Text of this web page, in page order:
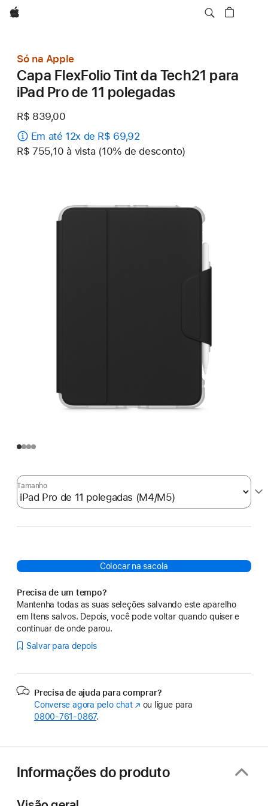
Apple
Só na Apple
Capa FlexFolio Tint da Tech21 para
iPad Pro de 11 polegadas
R$ 839,00
Em até 12x de R$ 69,92
R$ 755,10 à vista (10% de desconto)
Tamanho
Colocar na sacola
Precisa de um tempo?
Mantenha todas as suas seleções salvando este aparelho
em Itens salvos. Depois, você pode voltar quando quiser e
continuar de onde parou.
Salvar para depois
Precisa de ajuda para comprar?
Converse agora pelo chat(o
janela)
ou ligue para
0800-761-0867.
Informações do produto